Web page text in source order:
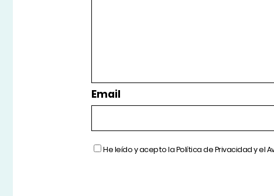
Email
He leído y acepto laPolítica de Privacidady el